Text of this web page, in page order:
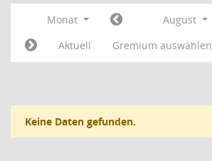
Monat August
Aktuell
Gremium auswählen
Keine Daten gefunden.